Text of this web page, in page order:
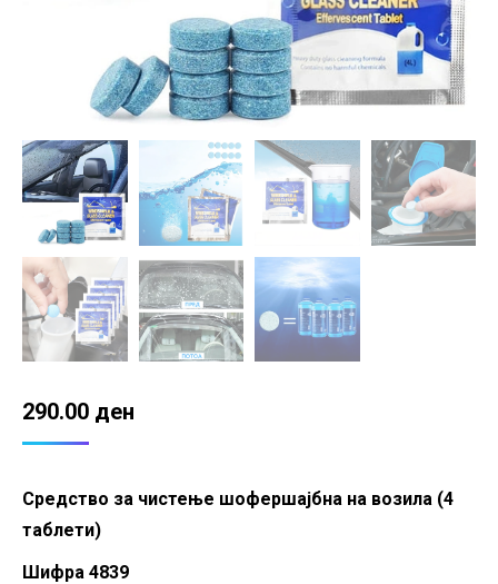
290.00 ден
Средство за чистење шофершајбна на возила (4
таблети)
Шифра 4839